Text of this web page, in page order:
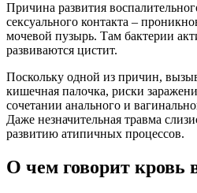
Причина развития
сексуального контакта –
мочевой пузырь. Там бактерии
развиваются цистит.
Поскольку одной из причин,
кишечная палочка, риски
сочетании анального и
Даже незначительная травма
развитию атипичных процессов.
О чем говорит кровь